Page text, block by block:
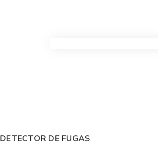
DETECTOR DE FUGAS